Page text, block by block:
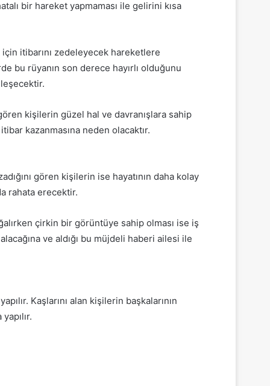
bir hareket yapmaması ile gelirini kısa
için itibarını zedeleyecek hareketlere
bu rüyanın son derece hayırlı olduğunu
kişilerin güzel hal ve davranışlara sahip
kazanmasına neden olacaktır.
gören kişilerin ise hayatının daha kolay
rahata erecektir.
çirkin bir görüntüye sahip olması ise iş
ve aldığı bu müjdeli haberi ailesi ile
Kaşlarını alan kişilerin başkalarının